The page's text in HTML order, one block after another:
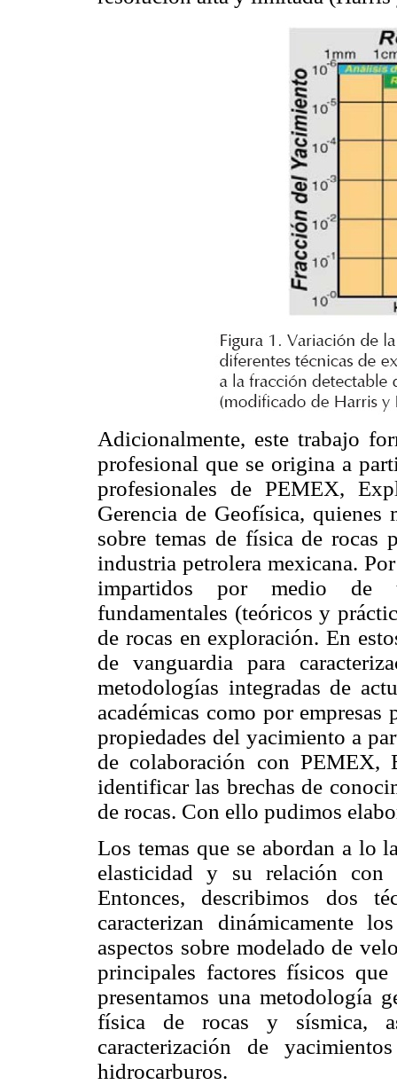
Adicionalmente, este trabajo
profesional que se origina a
profesionales de PEMEX,
Gerencia de Geofísica, quienes
sobre temas de física de rocas
industria petrolera mexicana.
impartidos por medio de
fundamentales (teóricos y
de rocas en exploración. En
de vanguardia para
metodologías integradas de
académicas como por
propiedades del yacimiento a
de colaboración con PEMEX,
identificar las brechas de
de rocas. Con ello pudimos
Los temas que se abordan a lo
elasticidad y su relación con
Entonces, describimos dos
caracterizan dinámicamente
aspectos sobre modelado de
principales factores físicos
presentamos una metodología
física de rocas y sísmica,
caracterización de
hidrocarburos.